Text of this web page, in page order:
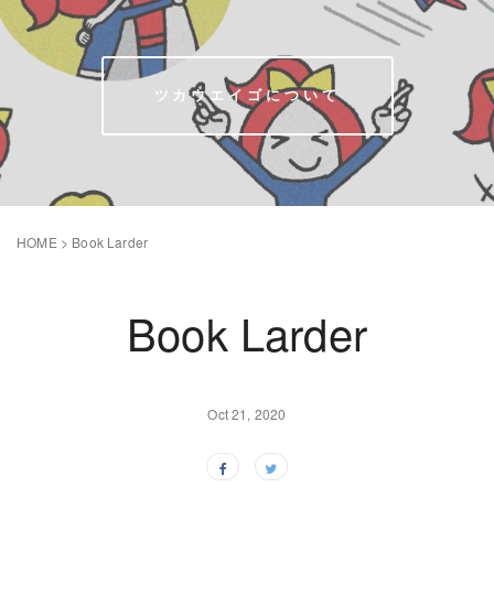
ツカウエイゴについて
HOME > Book Larder
Book Larder
Oct 21, 2020